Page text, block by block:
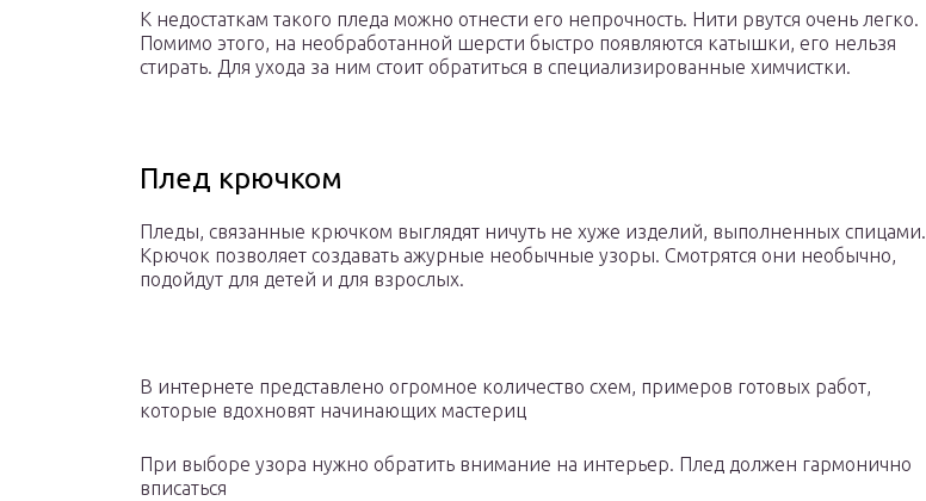
К недостаткам такого пледа можно отнести его непрочность. Нити рвутся очень легко.
Помимо этого, на необработанной шерсти быстро появляются катышки, его нельзя
стирать. Для ухода за ним стоит обратиться в специализированные химчистки.
Плед крючком
Пледы, связанные крючком выглядят ничуть не хуже изделий, выполненных спицами.
Крючок позволяет создавать ажурные необычные узоры. Смотрятся они необычно,
подойдут для детей и для взрослых.
В интернете представлено огромное количество схем, примеров готовых работ,
которые вдохновят начинающих мастериц
При выборе узора нужно обратить внимание на интерьер. Плед должен гармонично
вписаться